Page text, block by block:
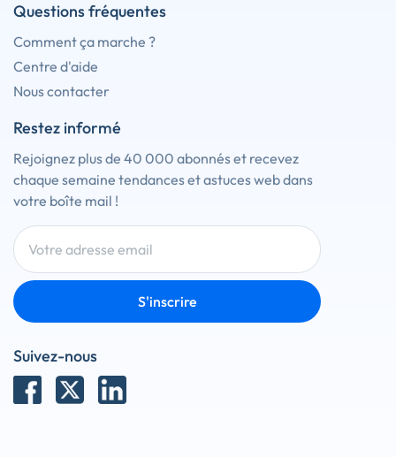
Questions fréquentes
Comment ça marche ?
Centre d'aide
Nous contacter
Restez informé
Rejoignez plus de 40 000 abonnés et recevez
chaque semaine tendances et astuces web dans
votre boîte mail !
S'inscrire
Suivez-nous